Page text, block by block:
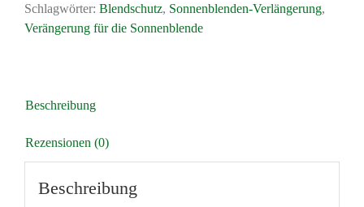
Schlagwörter: Blendschutz, Sonnenblenden-Verlängerung,
Verängerung für die Sonnenblende
Beschreibung
Rezensionen (0)
Beschreibung